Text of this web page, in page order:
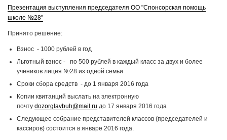
Презентация выступления председателя ОО "Спонсорская помощь
школе №28"
Принято решение:
Взнос - 1000 рублей в год
Льготный взнос - по 500 рублей в каждый класс за двух и более
учеников лицея №28 из одной семьи
Сроки сбора средств - до 1 января 2016 года
Копии квитанций выслать на электронную
почту dozorglavbuh@mail.ru до 17 января 2016 года
Следующее собрание представителей классов (председателей и
кассиров) состоится в январе 2016 года.